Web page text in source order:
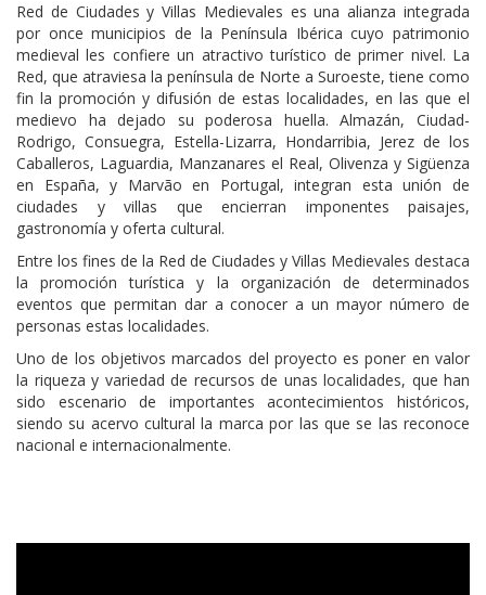
Red de Ciudades y Villas Medievales es una alianza integrada
por once municipios de la Península Ibérica cuyo patrimonio
medieval les confiere un atractivo turístico de primer nivel. La
Red, que atraviesa la península de Norte a Suroeste, tiene como
fin la promoción y difusión de estas localidades, en las que el
medievo ha dejado su poderosa huella. Almazán, Ciudad-
Rodrigo, Consuegra, Estella-Lizarra, Hondarribia, Jerez de los
Caballeros, Laguardia, Manzanares el Real, Olivenza y Sigüenza
en España, y Marvão en Portugal, integran esta unión de
ciudades y villas que encierran imponentes paisajes,
gastronomía y oferta cultural.
Entre los fines de la Red de Ciudades y Villas Medievales destaca
la promoción turística y la organización de determinados
eventos que permitan dar a conocer a un mayor número de
personas estas localidades.
Uno de los objetivos marcados del proyecto es poner en valor
la riqueza y variedad de recursos de unas localidades, que han
sido escenario de importantes acontecimientos históricos,
siendo su acervo cultural la marca por las que se las reconoce
nacional e internacionalmente.